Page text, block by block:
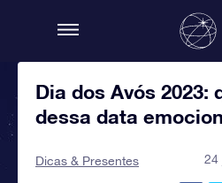
Dia dos Avós 2023:
dessa data
Dicas & Presentes 24